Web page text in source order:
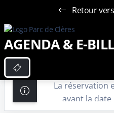
Retour
AGENDA & E-
La réservation
avant la